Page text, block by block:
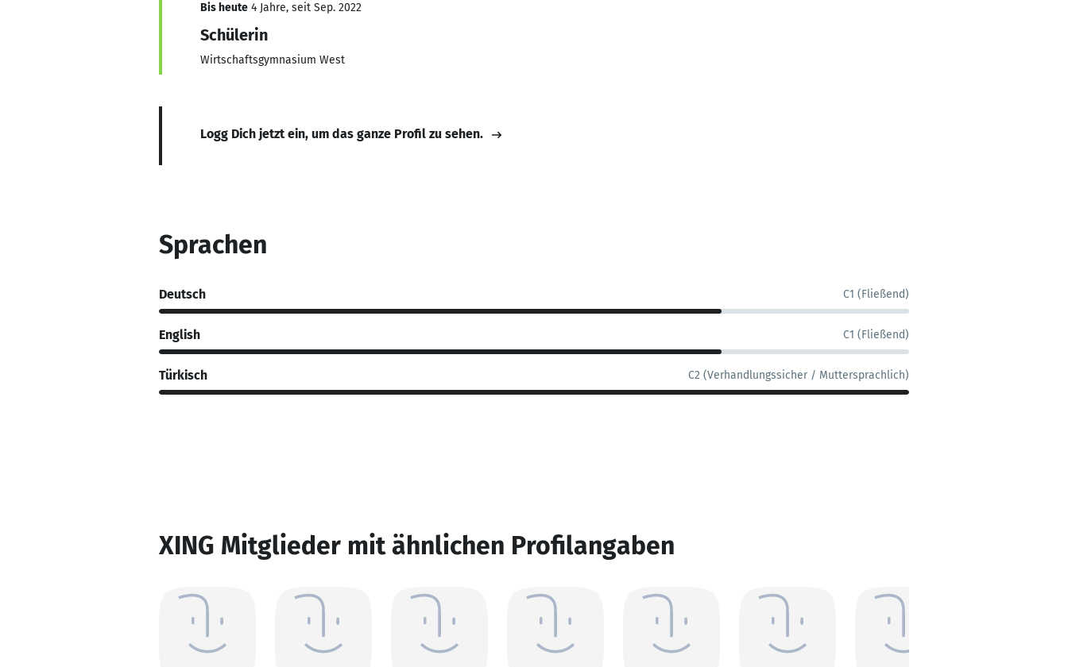
Bis heute 4 Jahre, seit Sep. 2022
Schülerin
Wirtschaftsgymnasium West
Logg Dich jetzt ein, um das ganze Profil zu sehen.
Sprachen
Deutsch C1 (Fließend)
English C1 (Fließend)
Türkisch C2 (Verhandlungssicher / Muttersprachlich)
XING Mitglieder mit ähnlichen Profilangaben